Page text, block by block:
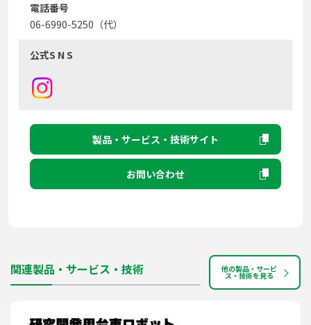
電話番号
06-6990-5250（代）
公式S N S
製品・サービス・技術サイト
お問い合わせ
関連製品・サービス・技術 他の製品・サービ
ス・技術を見る